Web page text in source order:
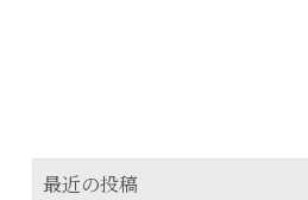
最近の投稿